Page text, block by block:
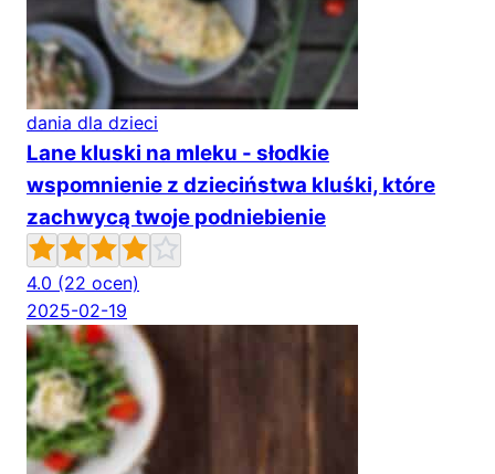
dania dla dzieci
Lane kluski na mleku - słodkie
wspomnienie z dzieciństwa kluśki, które
zachwycą twoje podniebienie
4.0 (22 ocen)
2025-02-19